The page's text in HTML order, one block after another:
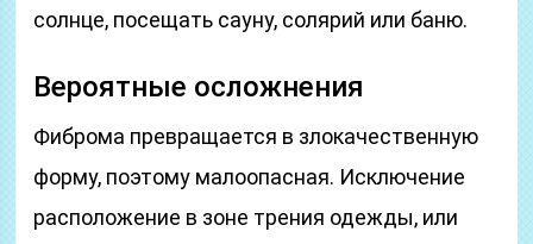
солнце, посещать сауну, солярий или баню.
Вероятные осложнения
Фиброма превращается в злокачественную
форму, поэтому малоопасная. Исключение
расположение в зоне трения одежды, или